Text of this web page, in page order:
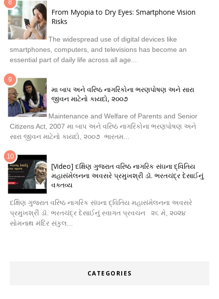
From Myopia to Dry Eyes: Smartphone Vision
Risks
The widespread use of digital devices like
smartphones, computers, and televisions has become an
essential part of daily life across all age...
મા બાપ અને વરિષ્ઠ નાગરિકોના ભરણપોષણ અને સારા
જીવન માટેનો કાયદો, ૨૦૦૭
Maintenance and Welfare of Parents and Senior
Citizens Act, 2007 મા બાપ અને વરિષ્ઠ નાગરિકોના ભરણપોષણ અને
સારા જીવન માટેનો કાયદો, ૨૦૦૭ ભારતમ...
[Video] દક્ષિણ ગુજરાત વરિષ્ઠ નાગરિક સંઘના દ્વિતિય
મહાસંમેલનના અવસરે પ્રમુખશ્રી ડૉ. ભરતચંદ્ર દેસાઈનું
વક્તવ્ય
દક્ષિણ ગુજરાત વરિષ્ઠ નાગરિક સંઘના દ્વિતિય મહાસંમેલનના અવસરે
પ્રમુખશ્રી ડૉ. ભરતચંદ્ર દેસાઈનું સ્વાગત પ્રવચન ૨૬ મે, ૨૦૨૪
સોમનાથ મંદિર સંકુલ...
CATEGORIES